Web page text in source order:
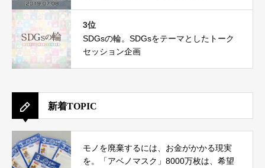
3位
SDGsの輪。SDGsをテーマとしたトーク
セッション企画
新着TOPIC
モノを廃棄するには、お金がかかる現実
を。「アベノマスク」8000万枚は、希望